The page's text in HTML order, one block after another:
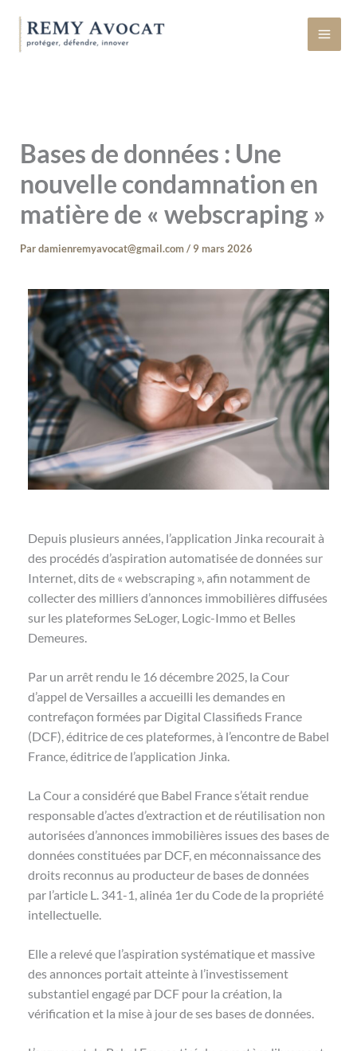
contenu
Bases de données : Une
nouvelle condamnation en
matière de « webscraping »
Pardamienremyavocat@gmail.com/ 9 mars 2026
Depuis plusieurs années, l’application Jinka recourait à
des procédés d’aspiration automatisée de données sur
Internet, dits de « webscraping », afin notamment de
collecter des milliers d’annonces immobilières diffusées
sur les plateformes SeLoger, Logic-Immo et Belles
Demeures.
Par un arrêt rendu le 16 décembre 2025, la Cour
d’appel de Versailles a accueilli les demandes en
contrefaçon formées par Digital Classifieds France
(DCF), éditrice de ces plateformes, à l’encontre de Babel
France, éditrice de l’application Jinka.
La Cour a considéré que Babel France s’était rendue
responsable d’actes d’extraction et de réutilisation non
autorisées d’annonces immobilières issues des bases de
données constituées par DCF, en méconnaissance des
droits reconnus au producteur de bases de données
par l’article L. 341-1, alinéa 1er du Code de la propriété
intellectuelle.
Elle a relevé que l’aspiration systématique et massive
des annonces portait atteinte à l’investissement
substantiel engagé par DCF pour la création, la
vérification et la mise à jour de ses bases de données.